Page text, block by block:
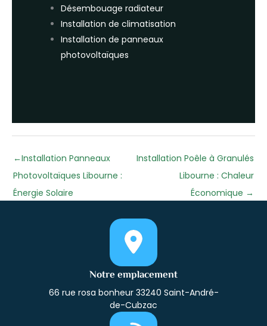
Désembouage radiateur
Installation de climatisation
Installation de panneaux
photovoltaïques
←Installation Panneaux
Photovoltaïques Libourne :
Énergie Solaire
Installation Poêle à Granulés
Libourne : Chaleur
Économique →
Notre emplacement
66 rue rosa bonheur 33240 Saint-André-
de-Cubzac